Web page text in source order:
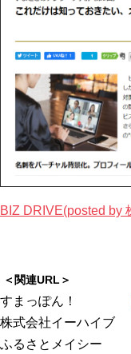
BIZ DRIVE(posted by
＜関連URL＞
すまっぽん！
株式会社イーハ
ふるさとメイシ